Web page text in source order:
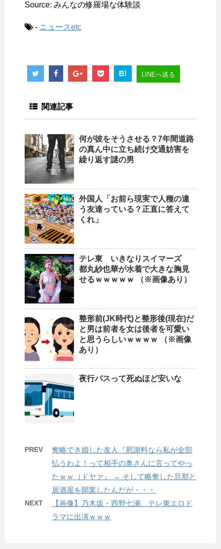
Source: みんなの修羅場な体験談
- ニュースetc
B! LINEへ送る
関連記事
何が彼をそうさせる？7年間道路
の真ん中に立ち続け交通妨害を
繰り返す謎の男
外国人「お前ら現実で人種の違
う友達っている？正直に答えて
くれ」
テレ東 いきなりスイマーズ
都丸紗也華が水着で大きな胸見
せるｗｗｗｗｗ （※画像あり）
整形前(JK時代)と整形後(現在)だ
と男は前者を女は後者を可愛い
と思うらしいｗｗｗｗ （※画像
あり）
夜行バスって死ぬほど安いな
PREV
奪略でき婚した友人『慰謝料なら私が全部
払うわよ！って相手の奥さんに言ってやっ
たｗｗ（ドヤァ』 → そして略奪した旦那と
居酒屋を開業したんだが・・・
NEXT
【画像】乃木坂・西野七瀬、テレ東エロド
ラマに出演ｗｗｗ